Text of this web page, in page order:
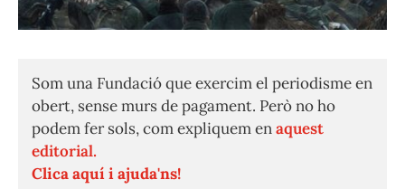
Som una Fundació que exercim el periodisme en
obert, sense murs de pagament. Però no ho
podem fer sols, com expliquem enaquest
editorial.
Clica aquí i ajuda'ns!